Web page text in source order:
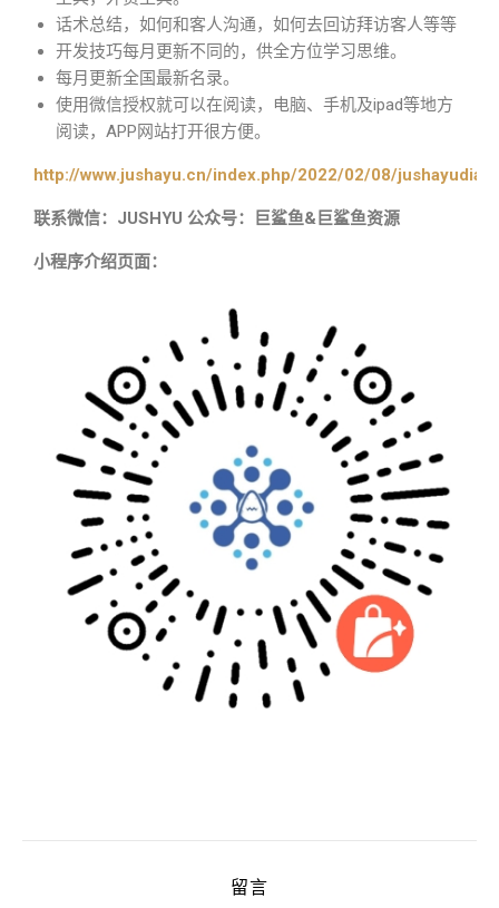
话术总结，如何和客人沟通，如何去回访拜访客人等等
开发技巧每月更新不同的，供全方位学习思维。
每月更新全国最新名录。
使用微信授权就可以在阅读，电脑、手机及ipad等地方
阅读，APP网站打开很方便。
http://www.jushayu.cn/index.php/2022/02/08/
联系微信：JUSHYU 公众号：巨鲨鱼&巨鲨鱼资源
小程序介绍页面：
留言